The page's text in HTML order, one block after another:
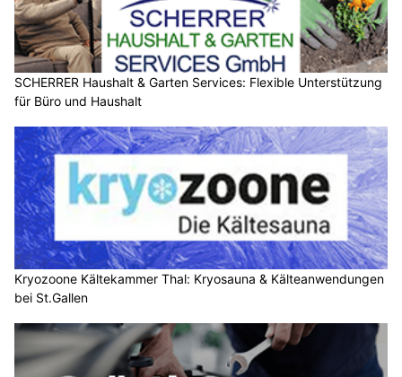
SCHERRER Haushalt & Garten Services: Flexible Unterstützung
für Büro und Haushalt
Kryozoone Kältekammer Thal: Kryosauna & Kälteanwendungen
bei St.Gallen